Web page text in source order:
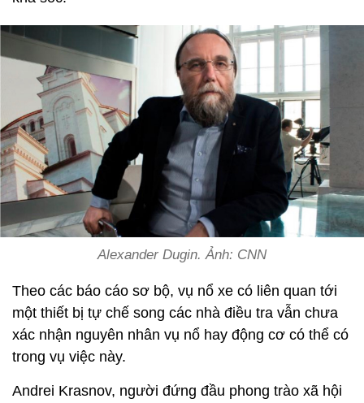
Alexander Dugin. Ảnh: CNN
Theo các báo cáo sơ bộ, vụ nổ xe có liên quan tới
một thiết bị tự chế song các nhà điều tra vẫn chưa
xác nhận nguyên nhân vụ nổ hay động cơ có thể có
trong vụ việc này.
Andrei Krasnov, người đứng đầu phong trào xã hội